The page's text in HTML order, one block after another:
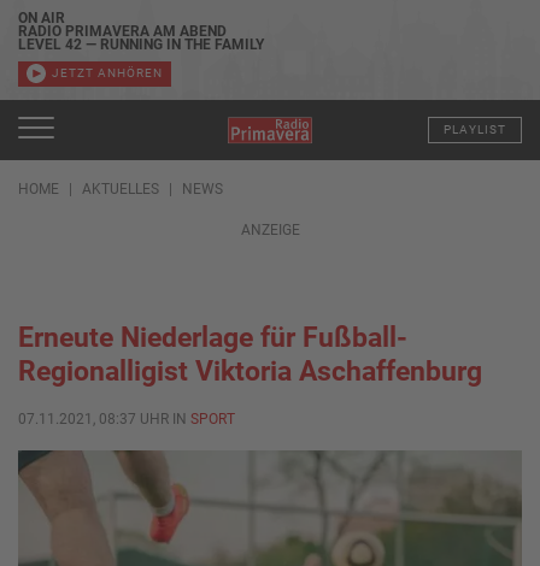
ON AIR
RADIO PRIMAVERA AM ABEND
LEVEL 42 — RUNNING IN THE FAMILY
JETZT ANHÖREN
PLAYLIST
HOME AKTUELLES NEWS
ANZEIGE
Erneute Niederlage für Fußball-
Regionalligist Viktoria Aschaffenburg
07.11.2021, 08:37 UHR IN SPORT